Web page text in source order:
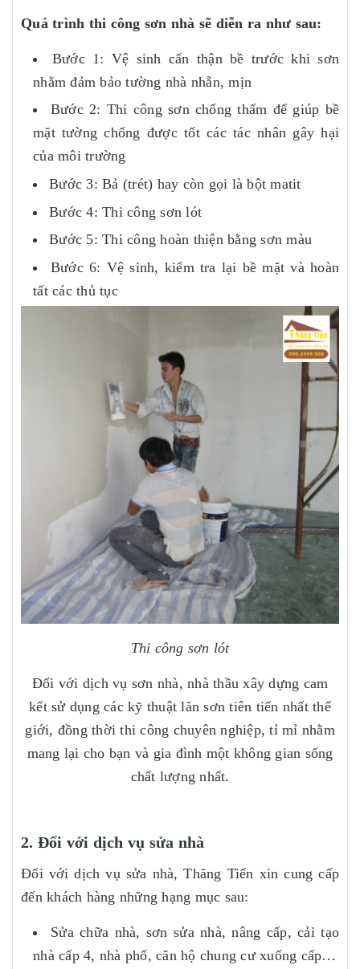
Quá trình thi công sơn nhà sẽ diễn ra như sau:
Bước 1: Vệ sinh cẩn thận bề trước khi sơn
nhằm đảm bảo tường nhà nhẵn, mịn
Bước 2: Thi công sơn chống thấm để giúp bề
mặt tường chống được tốt các tác nhân gây hại
của môi trường
Bước 3: Bả (trét) hay còn gọi là bột matit
Bước 4: Thi công sơn lót
Bước 5: Thi công hoàn thiện bằng sơn màu
Bước 6: Vệ sinh, kiểm tra lại bề mặt và hoàn
tất các thủ tục
Thi công sơn lót
Đối với dịch vụ sơn nhà, nhà thầu xây dựng cam
kết sử dụng các kỹ thuật lăn sơn tiên tiến nhất thế
giới, đồng thời thi công chuyên nghiệp, tỉ mỉ nhằm
mang lại cho bạn và gia đình một không gian sống
chất lượng nhất.
2. Đối với dịch vụ sửa nhà
Đối với dịch vụ sửa nhà, Thăng Tiến xin cung cấp
đến khách hàng những hạng mục sau:
Sửa chữa nhà, sơn sửa nhà, nâng cấp, cải tạo
nhà cấp 4, nhà phố, căn hộ chung cư xuống cấp…